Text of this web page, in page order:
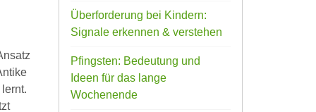
Überforderung bei Kindern:
Signale erkennen & verstehen
Pfingsten: Bedeutung und
Ideen für das lange
Wochenende